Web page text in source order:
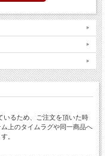
るため、ご注文を頂いた時
上のタイムラグや同一商品へ
。